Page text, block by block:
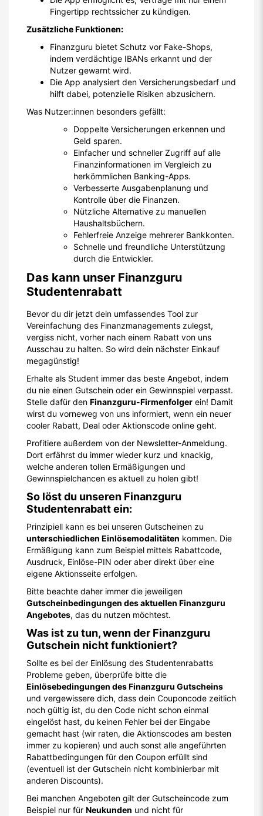
Fingertipp rechtssicher zu kündigen.
Zusätzliche Funktionen:
Finanzguru bietet Schutz vor Fake-Shops,
indem verdächtige IBANs erkannt und der
Nutzer gewarnt wird.
Die App analysiert den Versicherungsbedarf und
hilft dabei, potenzielle Risiken abzusichern.
Was Nutzer:innen besonders gefällt:
Doppelte Versicherungen erkennen und
Geld sparen.
Einfacher und schneller Zugriff auf alle
Finanzinformationen im Vergleich zu
herkömmlichen Banking-Apps.
Verbesserte Ausgabenplanung und
Kontrolle über die Finanzen.
Nützliche Alternative zu manuellen
Haushaltsbüchern.
Fehlerfreie Anzeige mehrerer Bankkonten.
Schnelle und freundliche Unterstützung
durch die Entwickler.
Das kann unser Finanzguru
Studentenrabatt
Bevor du dir jetzt dein umfassendes Tool zur
Vereinfachung des Finanzmanagements zulegst,
vergiss nicht, vorher nach einem Rabatt von uns
Ausschau zu halten. So wird dein nächster Einkauf
megagünstig!
Erhalte als Student immer das beste Angebot, indem
du nie einen Gutschein oder ein Gewinnspiel verpasst.
Stelle dafür den Finanzguru-Firmenfolger ein! Damit
wirst du vorneweg von uns informiert, wenn ein neuer
cooler Rabatt, Deal oder Aktionscode online geht.
Profitiere außerdem von der Newsletter-Anmeldung.
Dort erfährst du immer wieder kurz und knackig,
welche anderen tollen Ermäßigungen und
Gewinnspielchancen es aktuell zu holen gibt!
So löst du unseren Finanzguru
Studentenrabatt ein:
Prinzipiell kann es bei unseren Gutscheinen zu
unterschiedlichen Einlösemodalitäten kommen. Die
Ermäßigung kann zum Beispiel mittels Rabattcode,
Ausdruck, Einlöse-PIN oder aber direkt über eine
eigene Aktionsseite erfolgen.
Bitte beachte daher immer die jeweiligen
Gutscheinbedingungen des aktuellen Finanzguru
Angebotes, das du nutzen möchtest.
Was ist zu tun, wenn der Finanzguru
Gutschein nicht funktioniert?
Sollte es bei der Einlösung des Studentenrabatts
Probleme geben, überprüfe bitte die
Einlösebedingungen des Finanzguru Gutscheins
und vergewissere dich, dass dein Couponcode zeitlich
noch gültig ist, du den Code nicht schon einmal
eingelöst hast, du keinen Fehler bei der Eingabe
gemacht hast (wir raten, die Aktionscodes am besten
immer zu kopieren) und auch sonst alle angeführten
Rabattbedingungen für den Coupon erfüllt sind
(eventuell ist der Gutschein nicht kombinierbar mit
anderen Discounts).
Bei manchen Angeboten gilt der Gutscheincode zum
Beispiel nur für Neukunden und nicht für